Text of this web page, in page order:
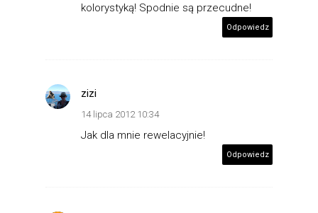
kolorystyką! Spodnie są przecudne!
Odpowiedz
zizi
14 lipca 2012 10:34
Jak dla mnie rewelacyjnie!
Odpowiedz